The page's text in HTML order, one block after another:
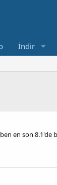
İndir
en son